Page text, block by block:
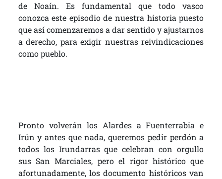
de Noaín. Es fundamental que todo vasco
conozca este episodio de nuestra historia puesto
que así comenzaremos a dar sentido y ajustarnos
a derecho, para exigir nuestras reivindicaciones
como pueblo.
Pronto volverán los Alardes a Fuenterrabia e
Irún y antes que nada, queremos pedir perdón a
todos los Irundarras que celebran con orgullo
sus San Marciales, pero el rigor histórico que
afortunadamente, los documento históricos van